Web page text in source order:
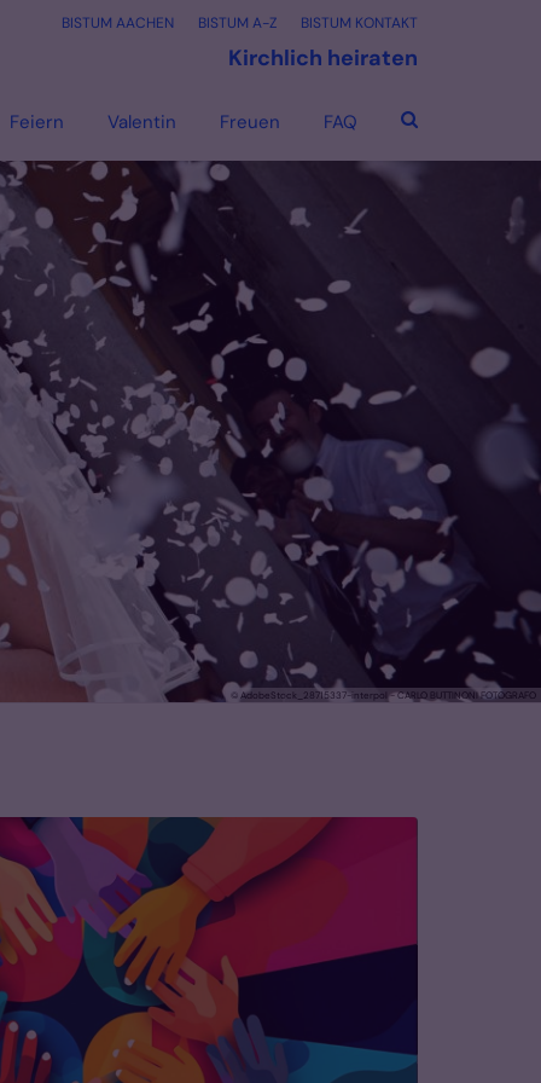
BISTUM AACHEN BISTUM A-Z BISTUM KONTAKT
Kirchlich heiraten
Feiern Valentin Freuen FAQ
© AdobeStock_28715337-interpol - CARLO BUTTINONI FOTOGRAFO